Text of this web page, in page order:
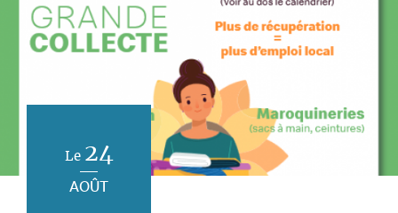
Le 24
AOÛT